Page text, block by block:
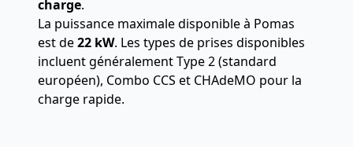
charge.
La puissance maximale disponible à Pomas
est de22 kW. Les types de prises disponibles
incluent généralement Type 2 (standard
européen), Combo CCS et CHAdeMO pour la
charge rapide.